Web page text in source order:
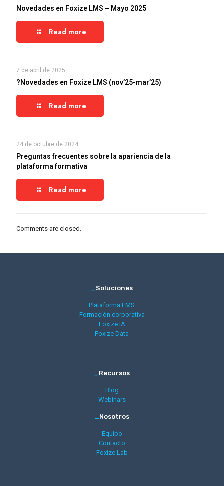
Novedades en Foxize LMS – Mayo 2025
Read more
7 de abril de 2025
?Novedades en Foxize LMS (nov’25-mar’25)
Read more
24 de octubre de 2024
Preguntas frecuentes sobre la apariencia de la
plataforma formativa
Read more
Comments are closed.
Soluciones
Plataforma LMS
Formación corporativa
Foxize IA
Foxize Data
Recursos
Blog
Webinars
Nosotros
Equipo
Contacto
Foxize Lab